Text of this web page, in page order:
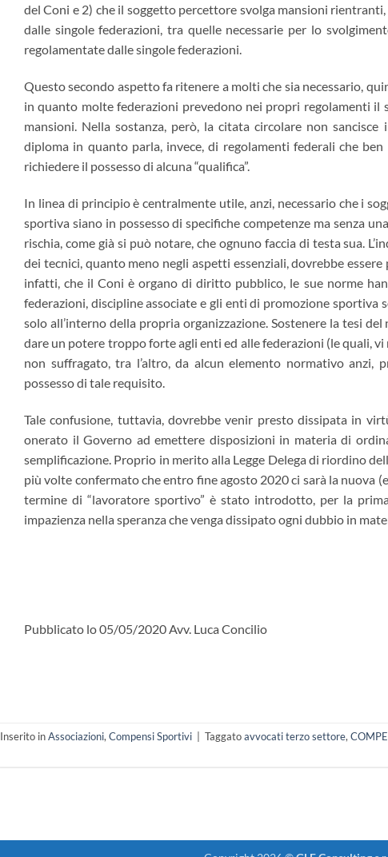
del Coni e 2) che il soggetto percettore svolga mansioni
dalle singole federazioni, tra quelle necessarie per lo
regolamentate dalle singole federazioni.
Questo secondo aspetto fa ritenere a molti che sia necessario,
in quanto molte federazioni prevedono nei propri regolamenti il
mansioni. Nella sostanza, però, la citata circolare non
diploma in quanto parla, invece, di regolamenti federali che
richiedere il possesso di alcuna “qualifica”.
In linea di principio è centralmente utile, anzi, necessario che i
sportiva siano in possesso di specifiche competenze ma senza
rischia, come già si può notare, che ognuno faccia di testa sua.
dei tecnici, quanto meno negli aspetti essenziali, dovrebbe
infatti, che il Coni è organo di diritto pubblico, le sue norme
federazioni, discipline associate e gli enti di promozione
solo all’interno della propria organizzazione. Sostenere la tesi
dare un potere troppo forte agli enti ed alle federazioni (le quali,
non suffragato, tra l’altro, da alcun elemento normativo
possesso di tale requisito.
Tale confusione, tuttavia, dovrebbe venir presto dissipata in
onerato il Governo ad emettere disposizioni in materia di
semplificazione. Proprio in merito alla Legge Delega di riordino
più volte confermato che entro fine agosto 2020 ci sarà la nuova
termine di “lavoratore sportivo” è stato introdotto, per la
impazienza nella speranza che venga dissipato ogni dubbio in
Pubblicato lo 05/05/2020 Avv. Luca Concilio
Inserito inAssociazioni, Compensi Sportivi Taggatoavvocati terzo settore,